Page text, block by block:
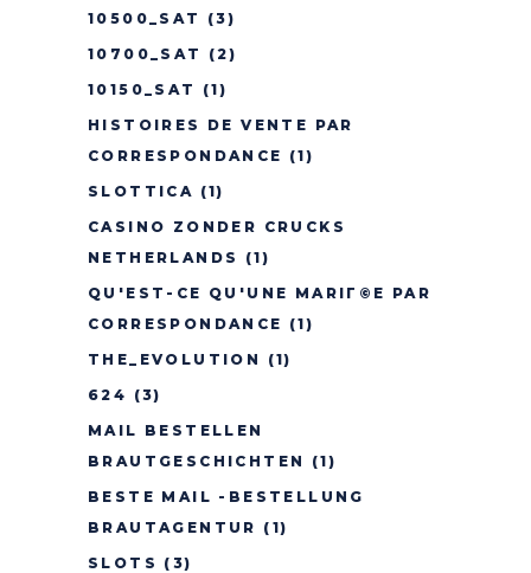
10500_SAT
(3)
10700_SAT
(2)
10150_SAT
(1)
HISTOIRES DE VENTE PAR
CORRESPONDANCE (1)
SLOTTICA (1)
CASINO ZONDER CRUCKS
NETHERLANDS
(1)
QU'EST-CE QU'UNE MARIГ©E PAR
CORRESPONDANCE (1)
THE_EVOLUTION
(1)
624 (3)
MAIL BESTELLEN
BRAUTGESCHICHTEN
(1)
BESTE MAIL -BESTELLUNG
BRAUTAGENTUR (1)
SLOTS (3)